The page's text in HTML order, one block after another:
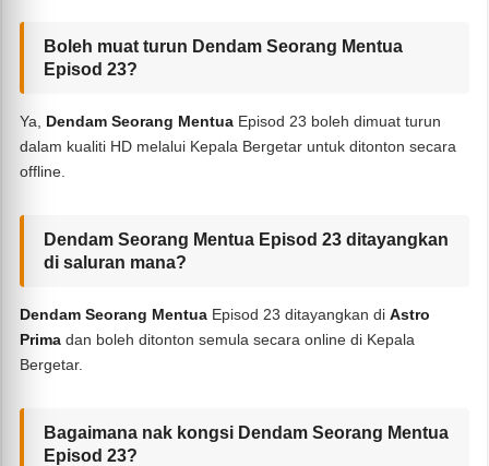
Boleh muat turun Dendam Seorang Mentua
Episod 23?
Ya, Dendam Seorang Mentua Episod 23 boleh dimuat turun
dalam kualiti HD melalui Kepala Bergetar untuk ditonton secara
offline.
Dendam Seorang Mentua Episod 23 ditayangkan
di saluran mana?
Dendam Seorang Mentua Episod 23 ditayangkan diAstro
Prima dan boleh ditonton semula secara online di Kepala
Bergetar.
Bagaimana nak kongsi Dendam Seorang Mentua
Episod 23?